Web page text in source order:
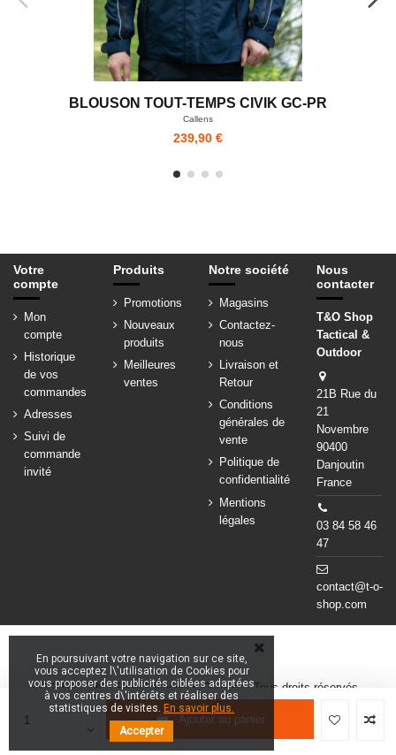
Ajouter au panier
BLOUSON TOUT-TEMPS CIVIK GC-PR
Callens
239,90 €
Votre
compte
Mon
compte
Historique
de vos
commandes
Adresses
Suivi de
commande
invité
Produits
Promotions
Nouveaux
produits
Meilleures
ventes
Notre société
Magasins
Contactez-
nous
Livraison et
Retour
Conditions
générales de
vente
Politique de
confidentialité
Mentions
légales
Nous
contacter
T&O Shop
Tactical &
Outdoor
21B Rue du
21
Novembre
90400
Danjoutin
France
03 84 58 46
47
contact@t-o-
shop.com
© 2024 - T&O Shop Tactique & Outdoor - Tous droits réservés
En poursuivant votre navigation sur ce site,
vous acceptez l\'utilisation de Cookies pour
vous proposer des publicités ciblées adaptées
à vos centres d\'intérêts et réaliser des
statistiques de visites. En savoir plus.
Accepter